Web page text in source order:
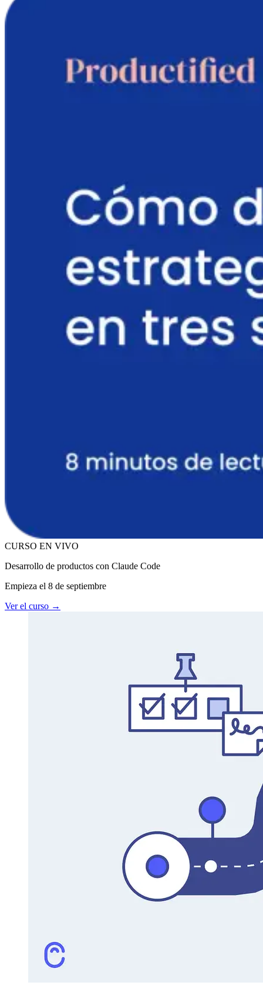
CURSO EN VIVO
Desarrollo de productos con Claude Code
Empieza el 8 de septiembre
Ver el curso →